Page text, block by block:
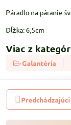
Páradlo na páranie
Dĺžka: 6,5cm
Viac z
Galantéria